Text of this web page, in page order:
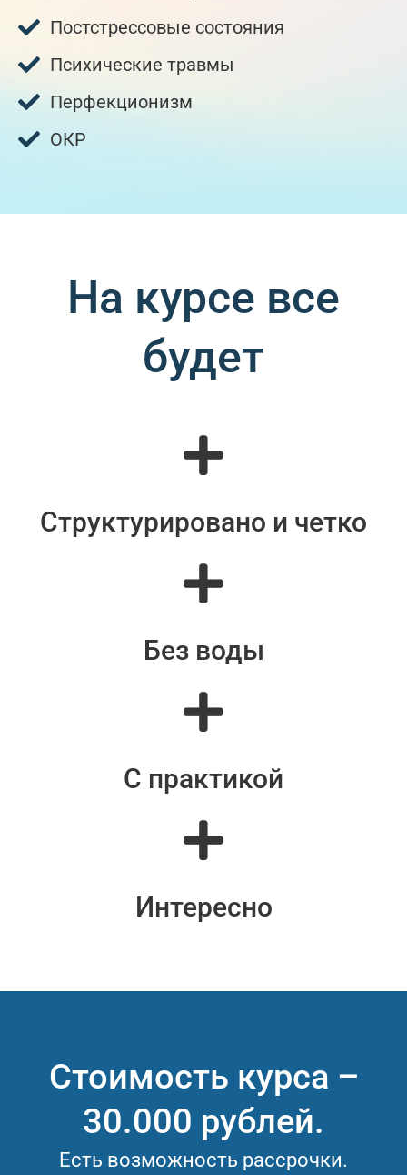
Постстрессовые состояния
Психические травмы
Перфекционизм
ОКР
На курсе все
будет
Структурировано и четко
Без воды
С практикой
Интересно
Стоимость курса –
30.000 рублей.
Есть возможность рассрочки.